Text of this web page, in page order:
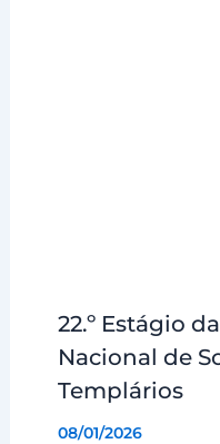
22.º Estágio
Nacional de
Templários
08/01/2026